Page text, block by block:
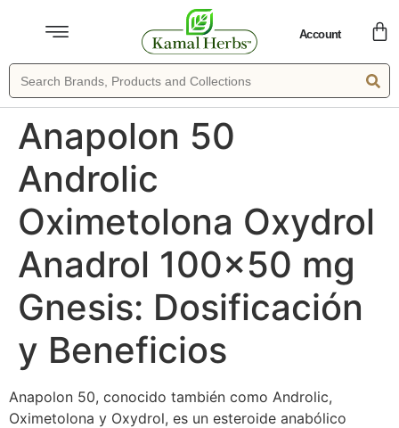
Account
Anapolon 50
Androlic
Oximetolona Oxydrol
Anadrol 100×50 mg
Gnesis: Dosificación
y Beneficios
Anapolon 50, conocido también como Androlic,
Oximetolona y Oxydrol, es un esteroide anabólico